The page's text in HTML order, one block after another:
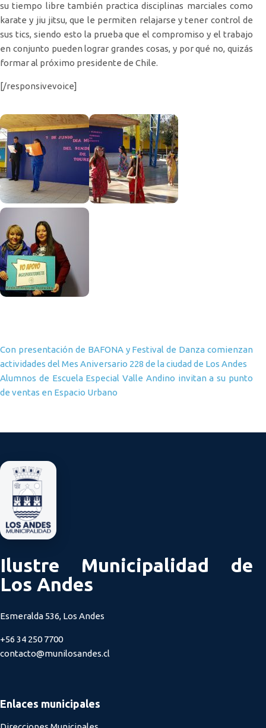
su tiempo libre también practica disciplinas marciales como
karate y jiu jitsu, que le permiten relajarse y tener control de
sus tics, siendo esto la prueba que el compromiso y el trabajo
en conjunto pueden lograr grandes cosas, y por qué no, quizás
formar al próximo presidente de Chile.
[/responsivevoice]
Navegación de entradas
Con presentación de BAFONA y Festival de Danza comienzan
actividades del Mes Aniversario 228 de la ciudad de Los Andes
Alumnos de Escuela Especial Valle Andino invitan a su punto
de ventas en Espacio Urbano
Ilustre Municipalidad de
Los Andes
Esmeralda 536, Los Andes
+56 34 250 7700
contacto@munilosandes.cl
Enlaces municipales